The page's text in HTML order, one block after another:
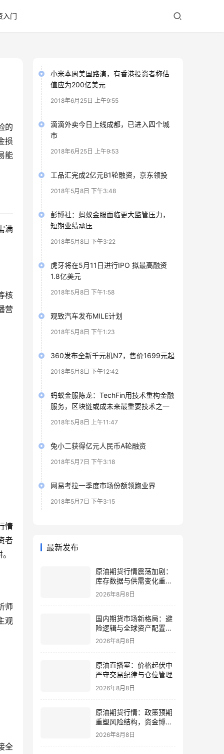
入门
的
损
能
满
核
营
情
者
师
观
全
小米本周美国路演，有香港投资者称估
值应为200亿美元
2018年6月25日 上午9:55
滴滴外卖今日上线成都，已进入四个城
市
2018年6月25日 上午9:53
工品汇完成2亿元B1轮融资，京东领投
2018年5月8日 下午3:48
彭博社：蚂蚁金服面临更大监管压力，
短期业绩承压
2018年5月8日 下午3:22
虎牙将在5月11日进行IPO 拟最高融资
1.8亿美元
2018年5月8日 下午1:58
观致汽车发布MILE计划
2018年5月8日 下午1:23
360发布全新千元机N7，售价1699元起
2018年5月8日 下午12:42
蚂蚁金服陈龙：TechFin用技术重构金融
服务，区块链或成未来最重要技术之一
2018年5月8日 上午11:47
兔小二获得亿元人民币A轮融资
2018年5月7日 下午3:18
网易考拉一季度市场份额领跑业界
2018年5月7日 下午3:15
最新发布
原油期货行情震荡加剧：
库存数据与供需变化重塑
定价逻辑
2026年8月8日
国内期货市场新格局：避
险逻辑与全球资产配置再
思考
2026年8月8日
原油直播室：价格起伏中
严守交易纪律与仓位管理
2026年8月8日
原油期货行情：政策预期
重塑风险结构，资金博弈
更需谨慎
2026年8月8日